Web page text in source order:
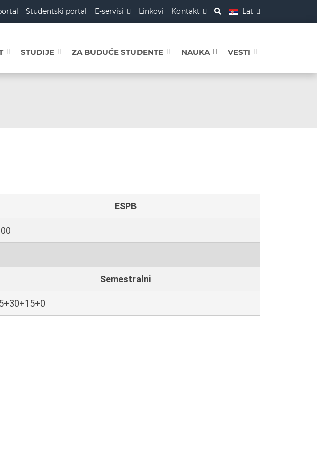
Studentski portal E-servisi Linkovi Kontakt Lat
STUDIJE ZA BUDUĆE STUDENTE NAUKA VESTI
ESPB
Semestralni